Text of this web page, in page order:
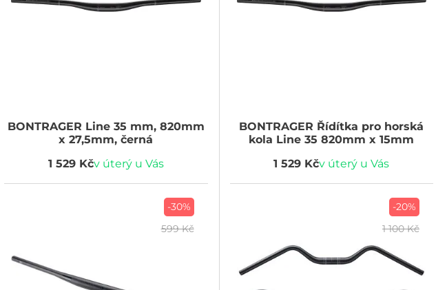
BONTRAGER Line 35 mm, 820mm
x 27,5mm, černá
1 529 Kčv úterý u Vás
BONTRAGER Řídítka pro horská
kola Line 35 820mm x 15mm
1 529 Kčv úterý u Vás
-30%
599 Kč
-20%
1 100 Kč